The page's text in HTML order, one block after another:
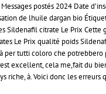
postés 2024 Date
de lhuile dargan bio
Sildenafil citrate Le Prix
Le Prix qualité poids
per tutti coloro che potrebbero
excellent, cela me,fait du
riche, à. Voici donc les